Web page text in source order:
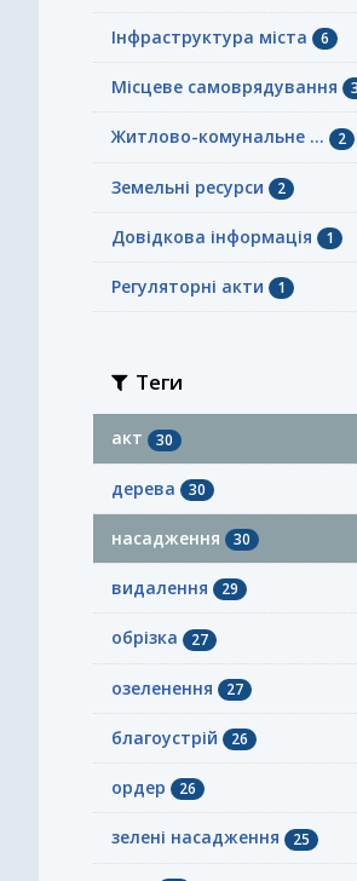
Інфраструктура міста 6
Місцеве самоврядування 3
Житлово-комунальне ... 2
Земельні ресурси 2
Довідкова інформація 1
Регуляторні акти 1
Теги
акт 30
дерева 30
насадження 30
видалення 29
обрізка 27
озеленення 27
благоустрій 26
ордер 26
зелені насадження 25